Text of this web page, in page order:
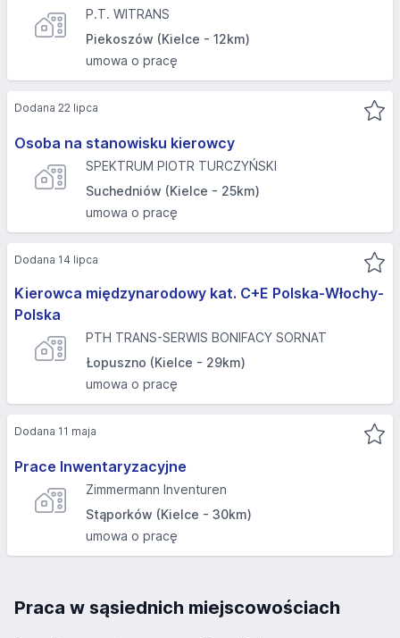
P.T. WITRANS
Piekoszów (Kielce - 12km)
umowa o pracę
Osoba na stanowisku kierowcy
SPEKTRUM PIOTR TURCZYŃSKI
Suchedniów (Kielce - 25km)
umowa o pracę
Dodana 22 lipca
Kierowca międzynarodowy kat. C+E Polska-Włochy-
Polska
PTH TRANS-SERWIS BONIFACY SORNAT
Łopuszno (Kielce - 29km)
umowa o pracę
Dodana 14 lipca
Prace Inwentaryzacyjne
Zimmermann Inventuren
Stąporków (Kielce - 30km)
umowa o pracę
Dodana 11 maja
Praca w sąsiednich miejscowościach